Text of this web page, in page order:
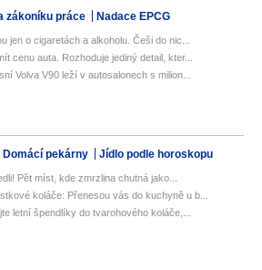
zákoníku práce Nadace EPCG
jen o cigaretách a alkoholu. Češi do nic...
cenu auta. Rozhoduje jediný detail, kter...
Volva V90 leží v autosalonech s milion...
Domácí pekárny Jídlo podle horoskopu
Pět míst, kde zmrzlina chutná jako...
koláče: Přenesou vás do kuchyně u b...
letní špendlíky do tvarohového koláče,...